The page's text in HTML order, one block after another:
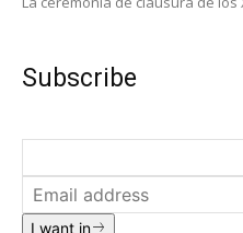
Subscribe
I want in